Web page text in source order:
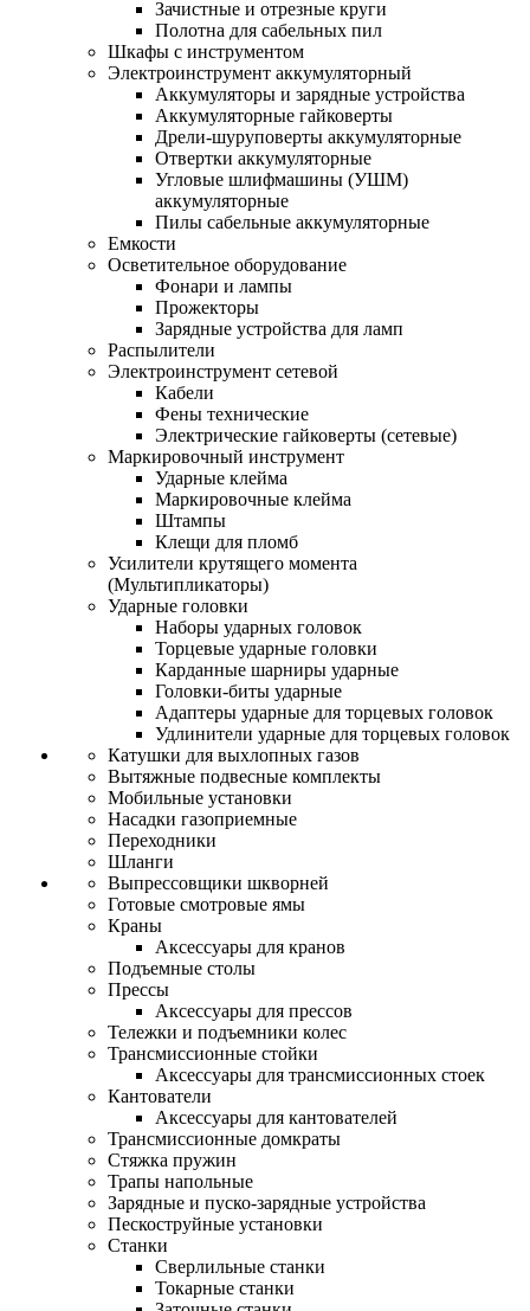
Зачистные и отрезные круги
Полотна для сабельных пил
Шкафы с инструментом
Электроинструмент аккумуляторный
Аккумуляторы и зарядные устройства
Аккумуляторные гайковерты
Дрели-шуруповерты аккумуляторные
Отвертки аккумуляторные
Угловые шлифмашины (УШМ)
аккумуляторные
Пилы сабельные аккумуляторные
Емкости
Осветительное оборудование
Фонари и лампы
Прожекторы
Зарядные устройства для ламп
Распылители
Электроинструмент сетевой
Кабели
Фены технические
Электрические гайковерты (сетевые)
Маркировочный инструмент
Ударные клейма
Маркировочные клейма
Штампы
Клещи для пломб
Усилители крутящего момента
(Мультипликаторы)
Ударные головки
Наборы ударных головок
Торцевые ударные головки
Карданные шарниры ударные
Головки-биты ударные
Адаптеры ударные для торцевых головок
Удлинители ударные для торцевых головок
Катушки для выхлопных газов
Вытяжные подвесные комплекты
Мобильные установки
Насадки газоприемные
Переходники
Шланги
Выпрессовщики шкворней
Готовые смотровые ямы
Краны
Аксессуары для кранов
Подъемные столы
Прессы
Аксессуары для прессов
Тележки и подъемники колес
Трансмиссионные стойки
Аксессуары для трансмиссионных стоек
Кантователи
Аксессуары для кантователей
Трансмиссионные домкраты
Стяжка пружин
Трапы напольные
Зарядные и пуско-зарядные устройства
Пескоструйные установки
Станки
Сверлильные станки
Токарные станки